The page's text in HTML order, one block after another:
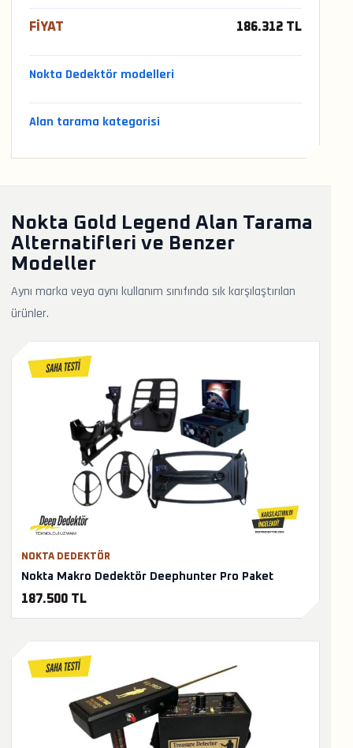
FIYAT 186.312 TL
Nokta Dedektör modelleri
Alan tarama kategorisi
Nokta Gold Legend Alan Tarama
Alternatifleri ve Benzer
Modeller
Aynı marka veya aynı kullanım sınıfında sık karşılaştırılan
ürünler.
NOKTA DEDEKTÖR
Nokta Makro Dedektör Deephunter Pro Paket
187.500 TL